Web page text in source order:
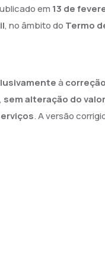
em 13 de
, no âmbito do Termo
à
, sem alteração do
. A versão